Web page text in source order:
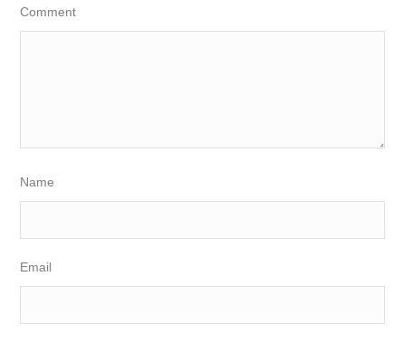
Comment
Name
Email